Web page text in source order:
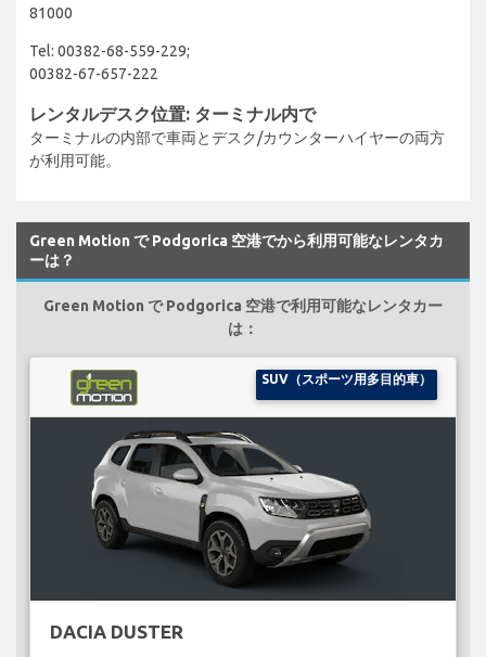
81000
Tel: 00382-68-559-229;
00382-67-657-222
レンタルデスク位置: ターミナル内で
ターミナルの内部で車両とデスク/カウンターハイヤーの両方
が利用可能。
Green Motion で Podgorica 空港でから利用可能なレンタカ
ーは？
Green Motion で Podgorica 空港で利用可能なレンタカー
は：
SUV（スポーツ用多目的車）
DACIA DUSTER